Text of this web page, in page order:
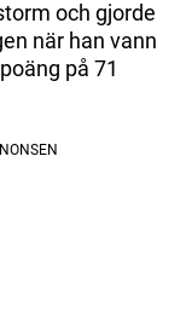
och gjorde
när han vann
på 71